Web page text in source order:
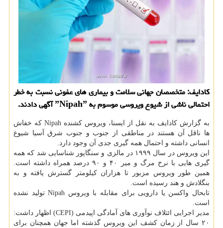
كادایف: متخصصان جهانی سلامت و بیماری های عفونی نسبت به خطر
احتمالی ناشی از شیوع ویروسی موسوم به ˮNipahˮ آگهی دادند.
به گزارش كادایف به نقل از ایسنا، ویروس كشنده Nipah كه خفاش
ها ناقل آن هستند در مناطقی از جنوب و جنوب شرق آسیا شیوع
انسانی داشته و احتمال همه گیری جدی آن وجود دارد.
این ویروس در سال ۱۹۹۹ در مالزی و سنگاپور شناسایی شد كه همه
گیری هایی با نرخ مرگ و میر ۴۰ و ۹۰ درصد همراه داشته است.
همین طور ویروس مزبور تا هزاران كیلومتر گسترش یافته و به
بنگلادش و هند رسیده است.
تابحال واكسن یا دارویی برای مقابله با ویروس Nipah تولید نشده
است.
مدیر اجرایی ائتلاف نوآوری های آمادگی اپیدمی (CEPI) اظهار داشت:
۲۰ سال از زمان كشف این ویروس گذشته اما جهان همچنان برای